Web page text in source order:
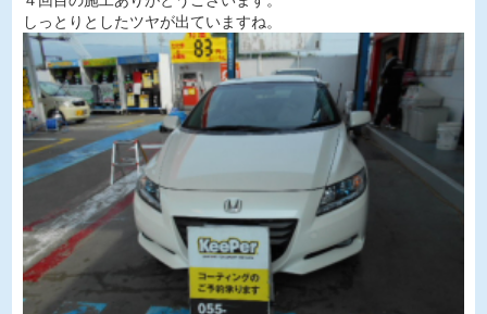
しっとりとしたツヤが出ていますね。